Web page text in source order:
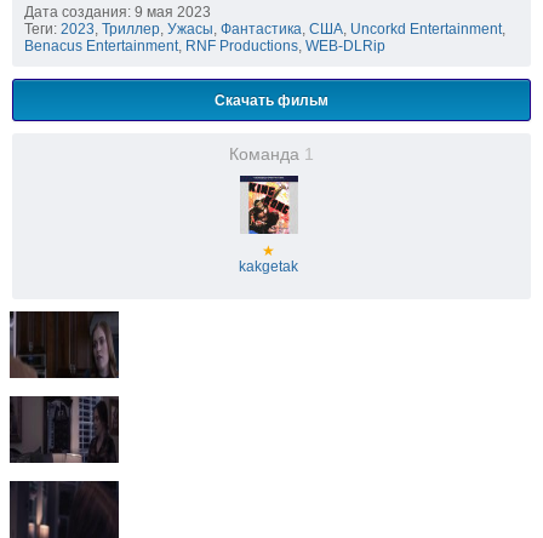
Дата создания: 9 мая 2023
Теги: 2023, Триллер, Ужасы, Фантастика, США, Uncorkd Entertainment,
Benacus Entertainment, RNF Productions, WEB-DLRip
Скачать фильм
Команда 1
★
kakgetak